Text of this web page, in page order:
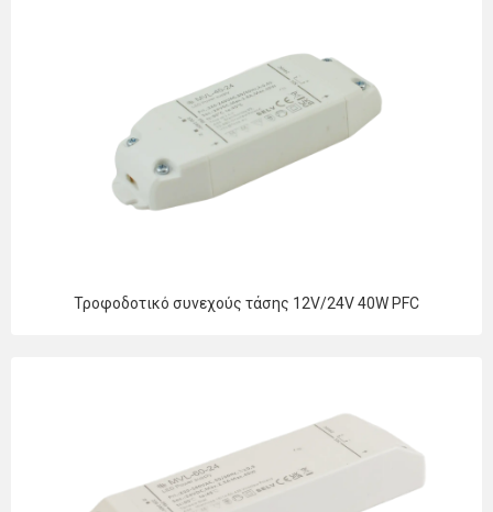
Τροφοδοτικό συνεχούς τάσης 12V/24V 40W PFC